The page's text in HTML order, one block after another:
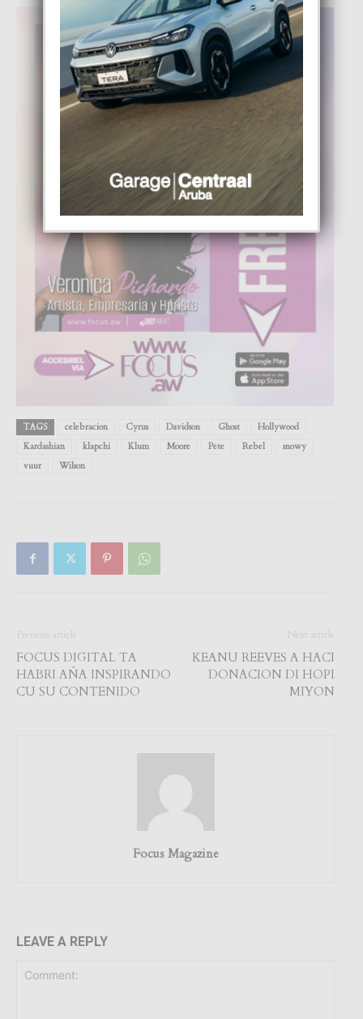
TAGS celebracion Cyrus Davidson Ghost
Hollywood
Kardashian
klapchi Klum Moore Pete Rebel
snowy
vuur
Wilson
Previous article
FOCUS DIGITAL TA
HABRI AÑA INSPIRANDO
CU SU CONTENIDO
Next article
KEANU REEVES A HACI
DONACION DI HOPI
MIYON
Focus Magazine
LEAVE A REPLY